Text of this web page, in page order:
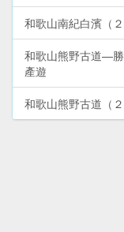
和歌山南紀白濱（
和歌山熊野古道—
產遊
和歌山熊野古道（